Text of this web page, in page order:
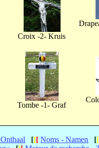
Croix -2- Kruis
Tombe -1- Graf
[[[ Noms - Namen [[